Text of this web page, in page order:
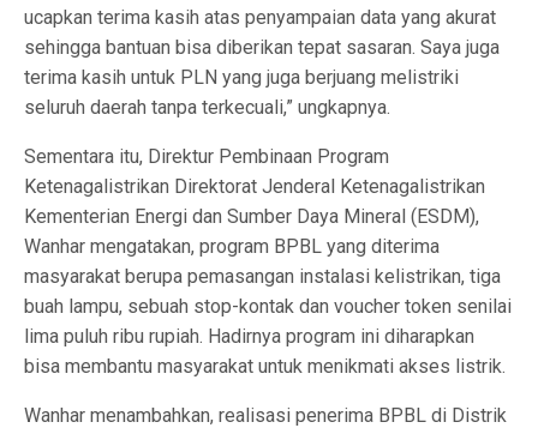
ucapkan terima kasih atas penyampaian data yang akurat
sehingga bantuan bisa diberikan tepat sasaran. Saya juga
terima kasih untuk PLN yang juga berjuang melistriki
seluruh daerah tanpa terkecuali,” ungkapnya.
Sementara itu, Direktur Pembinaan Program
Ketenagalistrikan Direktorat Jenderal Ketenagalistrikan
Kementerian Energi dan Sumber Daya Mineral (ESDM),
Wanhar mengatakan, program BPBL yang diterima
masyarakat berupa pemasangan instalasi kelistrikan, tiga
buah lampu, sebuah stop-kontak dan voucher token senilai
lima puluh ribu rupiah. Hadirnya program ini diharapkan
bisa membantu masyarakat untuk menikmati akses listrik.
Wanhar menambahkan, realisasi penerima BPBL di Distrik